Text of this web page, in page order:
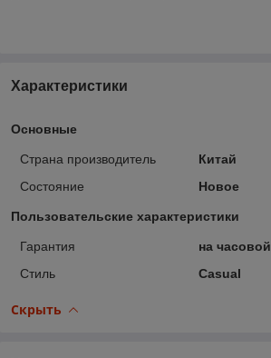
Характеристики
Основные
Страна производитель
Китай
Состояние
Новое
Пользовательские характеристики
Гарантия
на
Стиль
Casual
Скрыть